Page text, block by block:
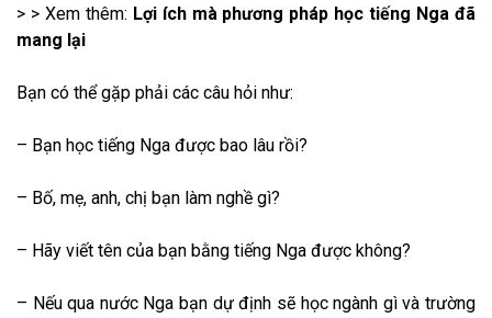
> > Xem thêm: Lợi ích mà phương pháp học tiếng Nga đã
mang lại
Bạn có thể gặp phải các câu hỏi như:
– Bạn học tiếng Nga được bao lâu rồi?
– Bố, mẹ, anh, chị bạn làm nghề gì?
– Hãy viết tên của bạn bằng tiếng Nga được không?
– Nếu qua nước Nga bạn dự định sẽ học ngành gì và trường